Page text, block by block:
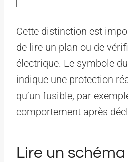
Cette distinction est
de lire un plan ou de
électrique. Le symbole
indique une protection
qu’un fusible, par
comportement après
Lire un